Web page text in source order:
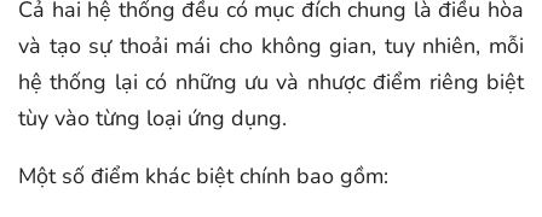
Cả hai hệ thống đều có mục đích chung là điều hòa
và tạo sự thoải mái cho không gian, tuy nhiên, mỗi
hệ thống lại có những ưu và nhược điểm riêng biệt
tùy vào từng loại ứng dụng.
Một số điểm khác biệt chính bao gồm: